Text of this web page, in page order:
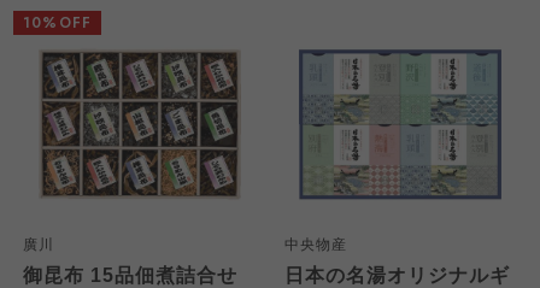
廣川
御昆布 15品佃煮詰合せ
10%OFF
中央物産
日本の名湯オリジナルギ